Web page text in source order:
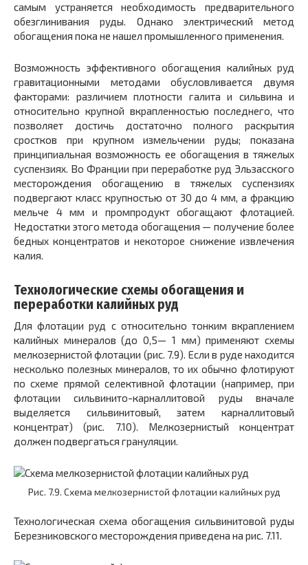
самым устраняется необходимость предварительного
обезглинивания руды. Однако электрический метод
обогащения пока не нашел промышленного применения.
Возможность эффективного обогащения калийных руд
гравитационными методами обусловливается двумя
факторами: различием плотности галита и сильвина и
относительно крупной вкрапленностью последнего, что
позволяет достичь достаточно полного раскрытия
сростков при крупном измельчении руды; показана
принципиальная возможность ее обогащения в тяжелых
суспензиях. Во Франции при переработке руд Эльзасского
месторождения обогащению в тяжелых суспензиях
подвергают класс крупностью от 30 до 4 мм, а фракцию
мельче 4 мм и промпродукт обогащают флотацией.
Недостатки этого метода обогащения — получение более
бедных концентратов и некоторое снижение извлечения
калия.
Технологические схемы обогащения и
переработки калийных руд
Для флотации руд с относительно тонким вкраплением
калийных минералов (до 0,5— 1 мм) применяют схемы
мелкозернистой флотации (рис. 7.9). Если в руде находится
несколько полезных минералов, то их обычно флотируют
по схеме прямой селективной флотации (например, при
флотации сильвинито-карналлитовой руды вначале
выделяется сильвинитовый, затем карналлитовый
концентрат) (рис. 7.10). Мелкозернистый концентрат
должен подвергаться грануляции.
Рис. 7.9. Схема мелкозернистой флотации калийных руд
Технологическая схема обогащения сильвинитовой руды
Березниковского месторождения приведена на рис. 7.11.